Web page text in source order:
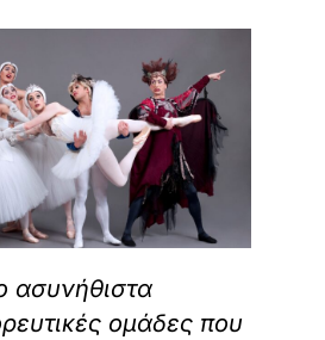
ασυνήθιστα
ομάδες που